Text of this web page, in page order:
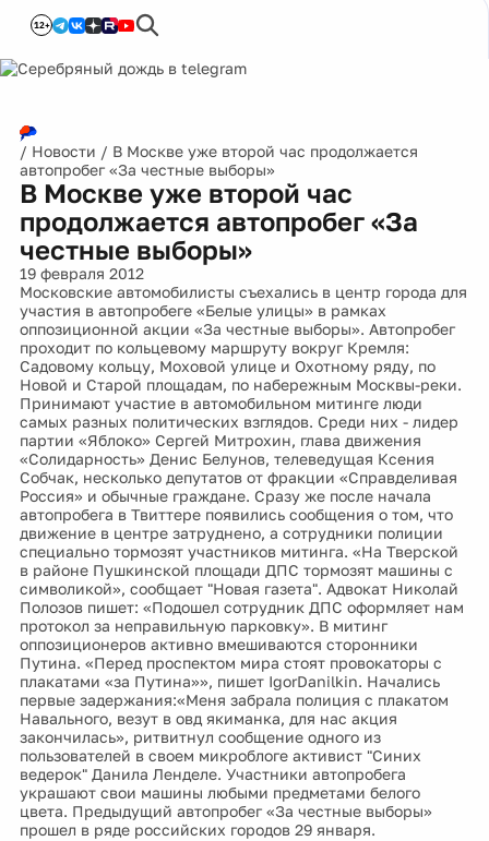
12+
/ Новости / В Москве уже второй час продолжается
автопробег «За честные выборы»
В Москве уже второй час
продолжается автопробег «За
честные выборы»
19 февраля 2012
Московские автомобилисты съехались в центр города для
участия в автопробеге «Белые улицы» в рамках
оппозиционной акции «За честные выборы». Автопробег
проходит по кольцевому маршруту вокруг Кремля:
Садовому кольцу, Моховой улице и Охотному ряду, по
Новой и Старой площадам, по набережным Москвы-реки.
Принимают участие в автомобильном митинге люди
самых разных политических взглядов. Среди них - лидер
партии «Яблоко» Сергей Митрохин, глава движения
«Солидарность» Денис Белунов, телеведущая Ксения
Собчак, несколько депутатов от фракции «Справделивая
Россия» и обычные граждане. Сразу же после начала
автопробега в Твиттере появились сообщения о том, что
движение в центре затруднено, а сотрудники полиции
специально тормозят участников митинга. «На Тверской
в районе Пушкинской площади ДПС тормозят машины с
символикой», сообщает "Новая газета". Адвокат Николай
Полозов пишет: «Подошел сотрудник ДПС оформляет нам
протокол за неправильную парковку». В митинг
оппозиционеров активно вмешиваются сторонники
Путина. «Перед проспектом мира стоят провокаторы с
плакатами «за Путина»», пишет IgorDanilkin. Начались
первые задержания:«Меня забрала полиция с плакатом
Навального, везут в овд якиманка, для нас акция
закончилась», ритвитнул сообщение одного из
пользователей в своем микроблоге активист "Синих
ведерок" Данила Ленделе. Участники автопробега
украшают свои машины любыми предметами белого
цвета. Предыдущий автопробег «За честные выборы»
прошел в ряде российских городов 29 января.